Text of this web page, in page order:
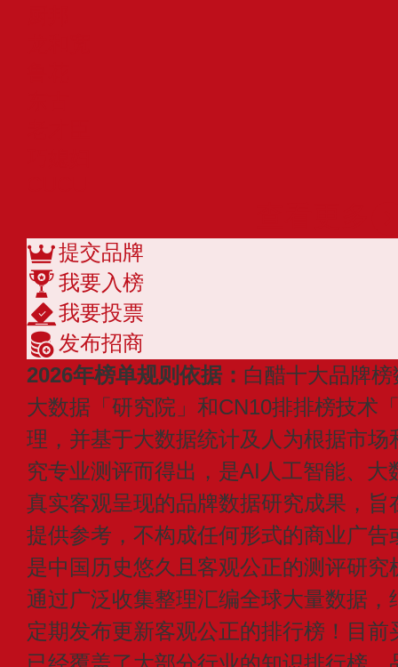
提交品牌
我要入榜
我要投票
发布招商
2026年榜单规则依据： 白醋十大品牌
大数据「研究院」和CN10排排榜技术
理，并基于大数据统计及人为根据市
究专业测评而得出，是AI人工智能、
真实客观呈现的品牌数据研究成果，
提供参考，不构成任何形式的商业广
是中国历史悠久且客观公正的测评研
通过广泛收集整理汇编全球大量数据
定期发布更新客观公正的排行榜！目